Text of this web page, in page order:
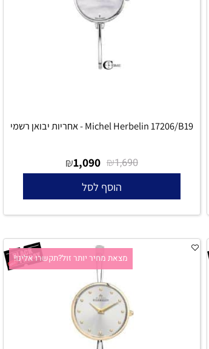
Michel Herbelin 17206/B19 - אחריות יבואן רשמי
1,690
₪1,090
הוסף לסל
מצאת מחיר יותר זול?תקשרו אלינו!